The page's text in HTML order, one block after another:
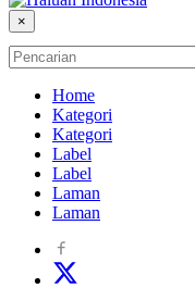
×
Home
Kategori
Kategori
Label
Label
Laman
Laman